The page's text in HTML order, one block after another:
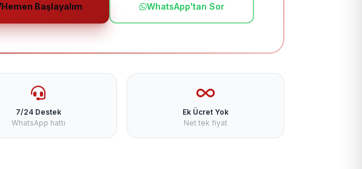
Hemen Başlayalım WhatsApp'tan Sor
7/24 Destek
WhatsApp hattı
Ek Ücret Yok
Net tek fiyat